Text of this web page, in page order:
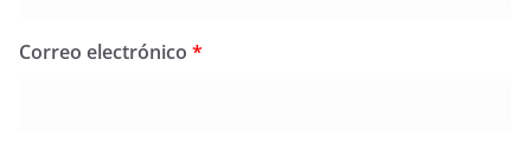
Correo electrónico *